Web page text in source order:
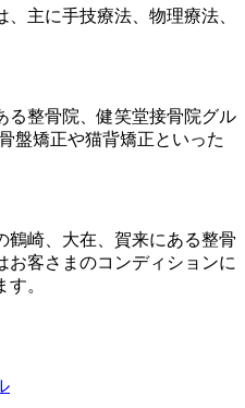
主に手技療法、物理療法、
る整骨院、健笑堂接骨院グル
盤矯正や猫背矯正といった
鶴崎、大在、賀来にある整骨
お客さまのコンディションに
。